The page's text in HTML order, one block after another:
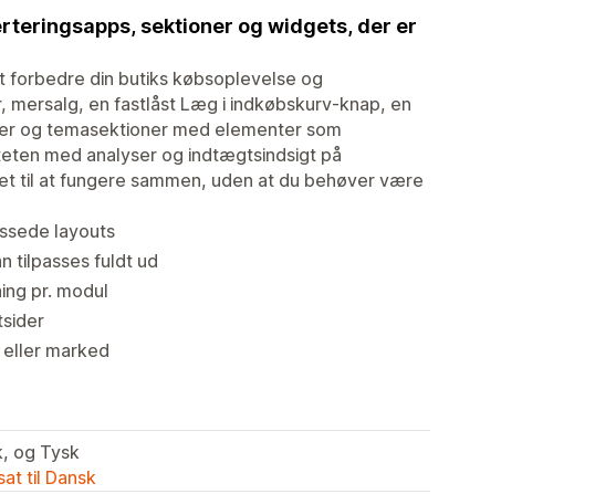
sektioner og widgets, der er
din butiks købsoplevelse og
en fastlåst Læg i indkøbskurv-knap, en
og temasektioner med elementer som
med analyser og indtægtsindsigt på
til at fungere sammen, uden at du behøver være
layouts
tilpasses fuldt ud
pr. modul
marked
og Tysk
til Dansk